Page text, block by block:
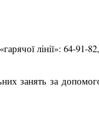
лінії»: 64-91-
занять за